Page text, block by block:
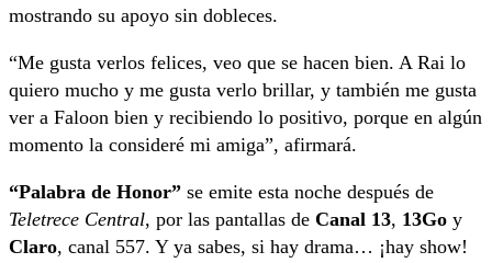
mostrando su apoyo sin dobleces.
“Me gusta verlos felices, veo que se hacen bien. A Rai lo
quiero mucho y me gusta verlo brillar, y también me gusta
ver a Faloon bien y recibiendo lo positivo, porque en algún
momento la consideré mi amiga”, afirmará.
“Palabra de Honor” se emite esta noche después de
Teletrece Central, por las pantallas de Canal 13, 13Go y
Claro, canal 557. Y ya sabes, si hay drama… ¡hay show!